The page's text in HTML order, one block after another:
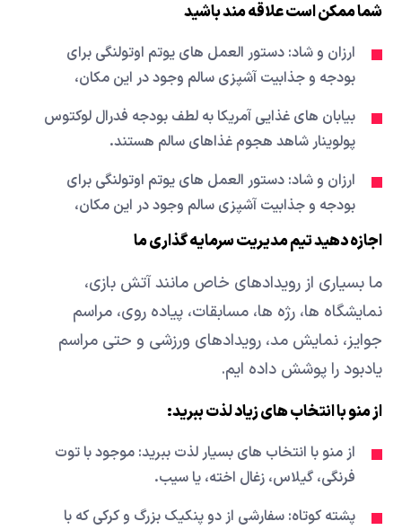
شما ممکن است علاقه مند باشید
ارزان و شاد: دستور العمل های یوتم اوتولنگی برای
بودجه و جذابیت آشپزی سالم وجود در این مکان،
بیابان های غذایی آمریکا به لطف بودجه فدرال لوکتوس
پولوینار شاهد هجوم غذاهای سالم هستند.
ارزان و شاد: دستور العمل های یوتم اوتولنگی برای
بودجه و جذابیت آشپزی سالم وجود در این مکان،
اجازه دهید تیم مدیریت سرمایه گذاری ما
ما بسیاری از رویدادهای خاص مانند آتش بازی،
نمایشگاه ها، رژه ها، مسابقات، پیاده روی، مراسم
جوایز، نمایش مد، رویدادهای ورزشی و حتی مراسم
یادبود را پوشش داده ایم.
از منو با انتخاب های زیاد لذت ببرید:
از منو با انتخاب های بسیار لذت ببرید: موجود با توت
فرنگی، گیلاس، زغال اخته، یا سیب.
پشته کوتاه: سفارشی از دو پنکیک بزرگ و کرکی که با